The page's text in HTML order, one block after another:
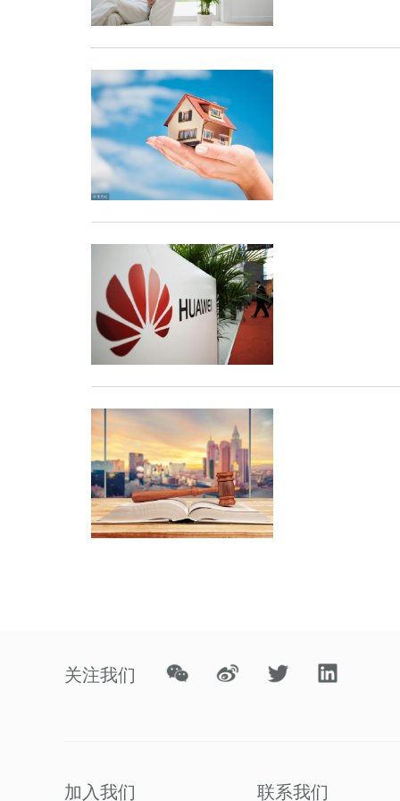
关注我们
加入我们 联系我们